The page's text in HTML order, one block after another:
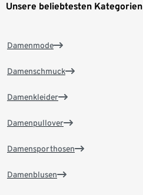
Unsere beliebtesten Kategorien
Damenmode
Damenschmuck
Damenkleider
Damenpullover
Damensporthosen
Damenblusen